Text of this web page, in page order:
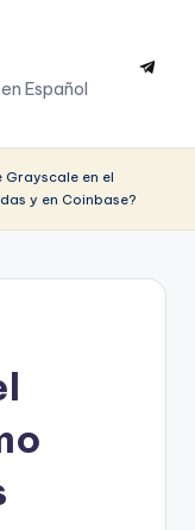
Español
en el
y en Coinbase?